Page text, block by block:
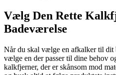
Vælg Den Rette
Badeværelse
Når du skal vælge en afkalker til dit
vælge en der passer til dine behov
kalkfjerner, der er skånsom mod